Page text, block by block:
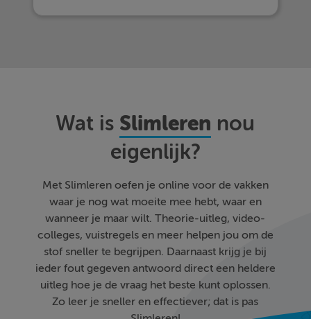
Wat is Slimleren nou
eigenlijk?
Met Slimleren oefen je online voor de vakken
waar je nog wat moeite mee hebt, waar en
wanneer je maar wilt. Theorie-uitleg, video-
colleges, vuistregels en meer helpen jou om de
stof sneller te begrijpen. Daarnaast krijg je bij
ieder fout gegeven antwoord direct een heldere
uitleg hoe je de vraag het beste kunt oplossen.
Zo leer je sneller en effectiever; dat is pas